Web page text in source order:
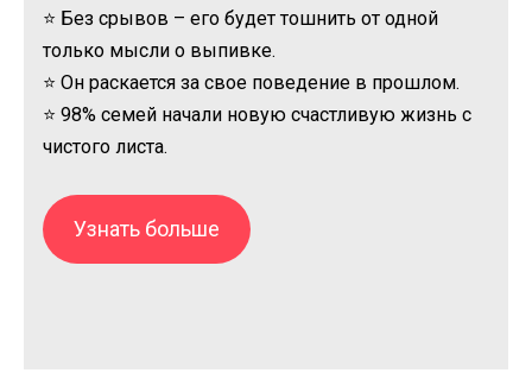
⭐ Без срывов – его будет тошнить от одной
только мысли о выпивке.
⭐ Он раскается за свое поведение в прошлом.
⭐ 98% семей начали новую счастливую жизнь с
чистого листа.
Узнать больше